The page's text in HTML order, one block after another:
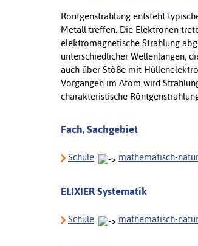
Röntgenstrahlung entsteht
Metall treffen. Die Elektronen
elektromagnetische Strahlung
unterschiedlicher Wellenlängen,
auch über Stöße mit
Vorgängen im Atom wird
charakteristische
Fach, Sachgebiet
Schule mathematisch-
ELIXIER Systematik
Schule mathematisch-